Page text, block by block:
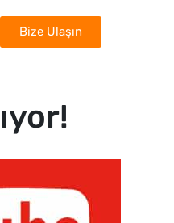
Bize Ulaşın